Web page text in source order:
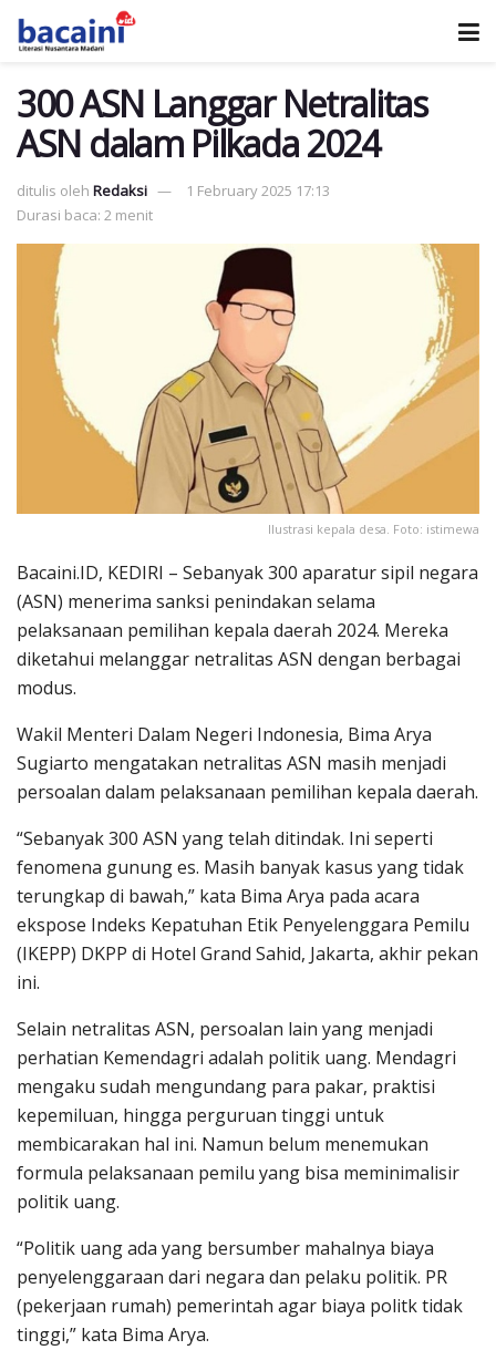
300 ASN Langgar Netralitas
ASN dalam Pilkada 2024
ditulis oleh Redaksi
1 February 2025 17:13
Durasi baca: 2 menit
Ilustrasi kepala desa. Foto: istimewa
Bacaini.ID, KEDIRI – Sebanyak 300 aparatur sipil negara
(ASN) menerima sanksi penindakan selama
pelaksanaan pemilihan kepala daerah 2024. Mereka
diketahui melanggar netralitas ASN dengan berbagai
modus.
Wakil Menteri Dalam Negeri Indonesia, Bima Arya
Sugiarto mengatakan netralitas ASN masih menjadi
persoalan dalam pelaksanaan pemilihan kepala daerah.
“Sebanyak 300 ASN yang telah ditindak. Ini seperti
fenomena gunung es. Masih banyak kasus yang tidak
terungkap di bawah,” kata Bima Arya pada acara
ekspose Indeks Kepatuhan Etik Penyelenggara Pemilu
(IKEPP) DKPP di Hotel Grand Sahid, Jakarta, akhir pekan
ini.
Selain netralitas ASN, persoalan lain yang menjadi
perhatian Kemendagri adalah politik uang. Mendagri
mengaku sudah mengundang para pakar, praktisi
kepemiluan, hingga perguruan tinggi untuk
membicarakan hal ini. Namun belum menemukan
formula pelaksanaan pemilu yang bisa meminimalisir
politik uang.
“Politik uang ada yang bersumber mahalnya biaya
penyelenggaraan dari negara dan pelaku politik. PR
(pekerjaan rumah) pemerintah agar biaya politk tidak
tinggi,” kata Bima Arya.